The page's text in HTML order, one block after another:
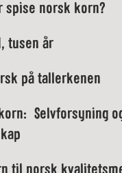
spise norsk korn?
tusen år
på tallerkenen
Selvforsyning
til norsk